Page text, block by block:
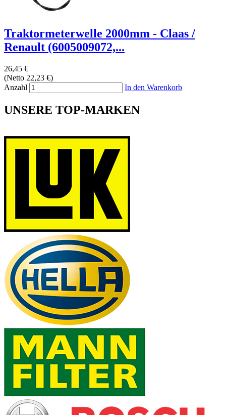
Traktormeterwelle 2000mm - Claas /
Renault (6005009072,...
26,45 €
(Netto 22,23 €)
Anzahl
In den Warenkorb
UNSERE TOP-MARKEN